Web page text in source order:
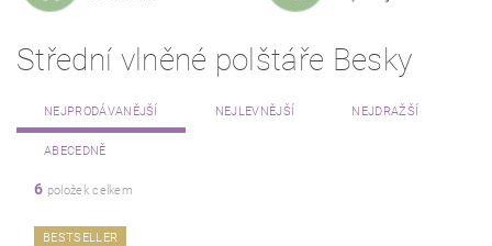
Střední vlněné polštáře Besky
NEJPRODÁVANĚJŠÍ NEJLEVNĚJŠÍ NEJDRAŽŠÍ
ABECEDNĚ
6 položek celkem
BESTSELLER